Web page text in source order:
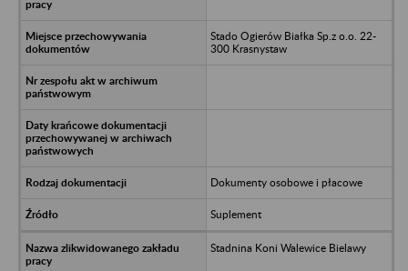
Stado Ogierów Białka Sp.z o.o. 22-
300 Krasnystaw
Dokumenty osobowe i płacowe
Suplement
Stadnina Koni Walewice Bielawy